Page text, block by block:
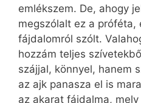
emlékszem. De, ahogy
megszólalt ez a próféta,
fájdalomról szólt.
hozzám teljes
szájjal, könnyel, hanem
az ajk panasza el is
az akarat fájdalma,